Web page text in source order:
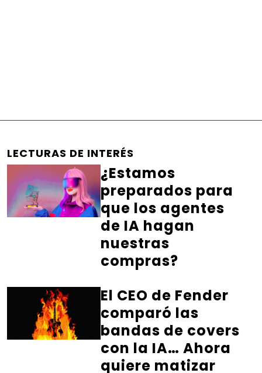
LECTURAS DE INTERÉS
¿Estamos
preparados para
que los agentes
de IA hagan
nuestras
compras?
El CEO de Fender
comparó las
bandas de covers
con la IA… Ahora
quiere matizar